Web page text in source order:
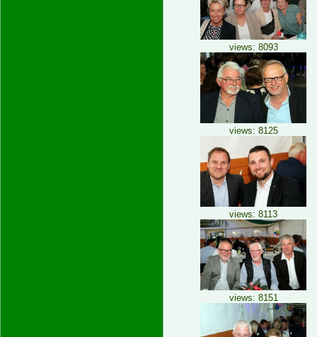
views: 8093
views: 8125
views: 8113
views: 8151